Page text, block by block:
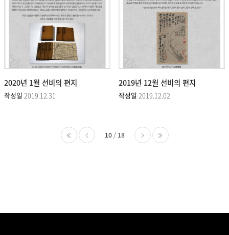
2020년 1월 선비의 편지
작성일 2019.12.31
2019년 12월 선비의 편지
작성일 2019.12.02
10
18